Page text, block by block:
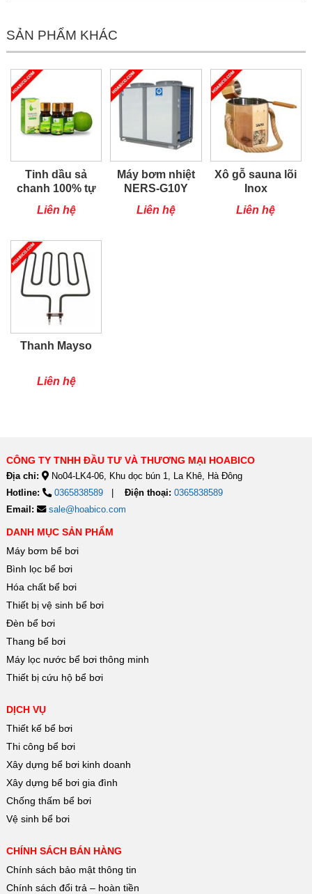
SẢN PHẨM KHÁC
Tinh dầu sả
chanh 100% tự
nhiên (loại 10ml)
Liên hệ
Máy bơm nhiệt
NERS-G10Y
Liên hệ
Xô gỗ sauna lõi
Inox
Liên hệ
Thanh Mayso
Liên hệ
CÔNG TY TNHH ĐẦU TƯ VÀ THƯƠNG MẠI HOABICO
Địa chỉ:
No04-LK4-06, Khu dọc bún 1, La Khê, Hà Đông
Hotline:
0365838589 Điện thoại: 0365838589
Email:
sale@hoabico.com
DANH MỤC SẢN PHẨM
Máy bơm bể bơi
Bình lọc bể bơi
Hóa chất bể bơi
Thiết bị vệ sinh bể bơi
Đèn bể bơi
Thang bể bơi
Máy lọc nước bể bơi thông minh
Thiết bị cứu hộ bể bơi
DỊCH VỤ
Thiết kế bể bơi
Thi công bể bơi
Xây dựng bể bơi kinh doanh
Xây dựng bể bơi gia đình
Chống thấm bể bơi
Vệ sinh bể bơi
CHÍNH SÁCH BÁN HÀNG
Chính sách bảo mật thông tin
Chính sách đổi trả – hoàn tiền